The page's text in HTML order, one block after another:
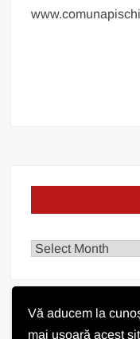
Vă aducem la
mai ușoară acest
Arhiva